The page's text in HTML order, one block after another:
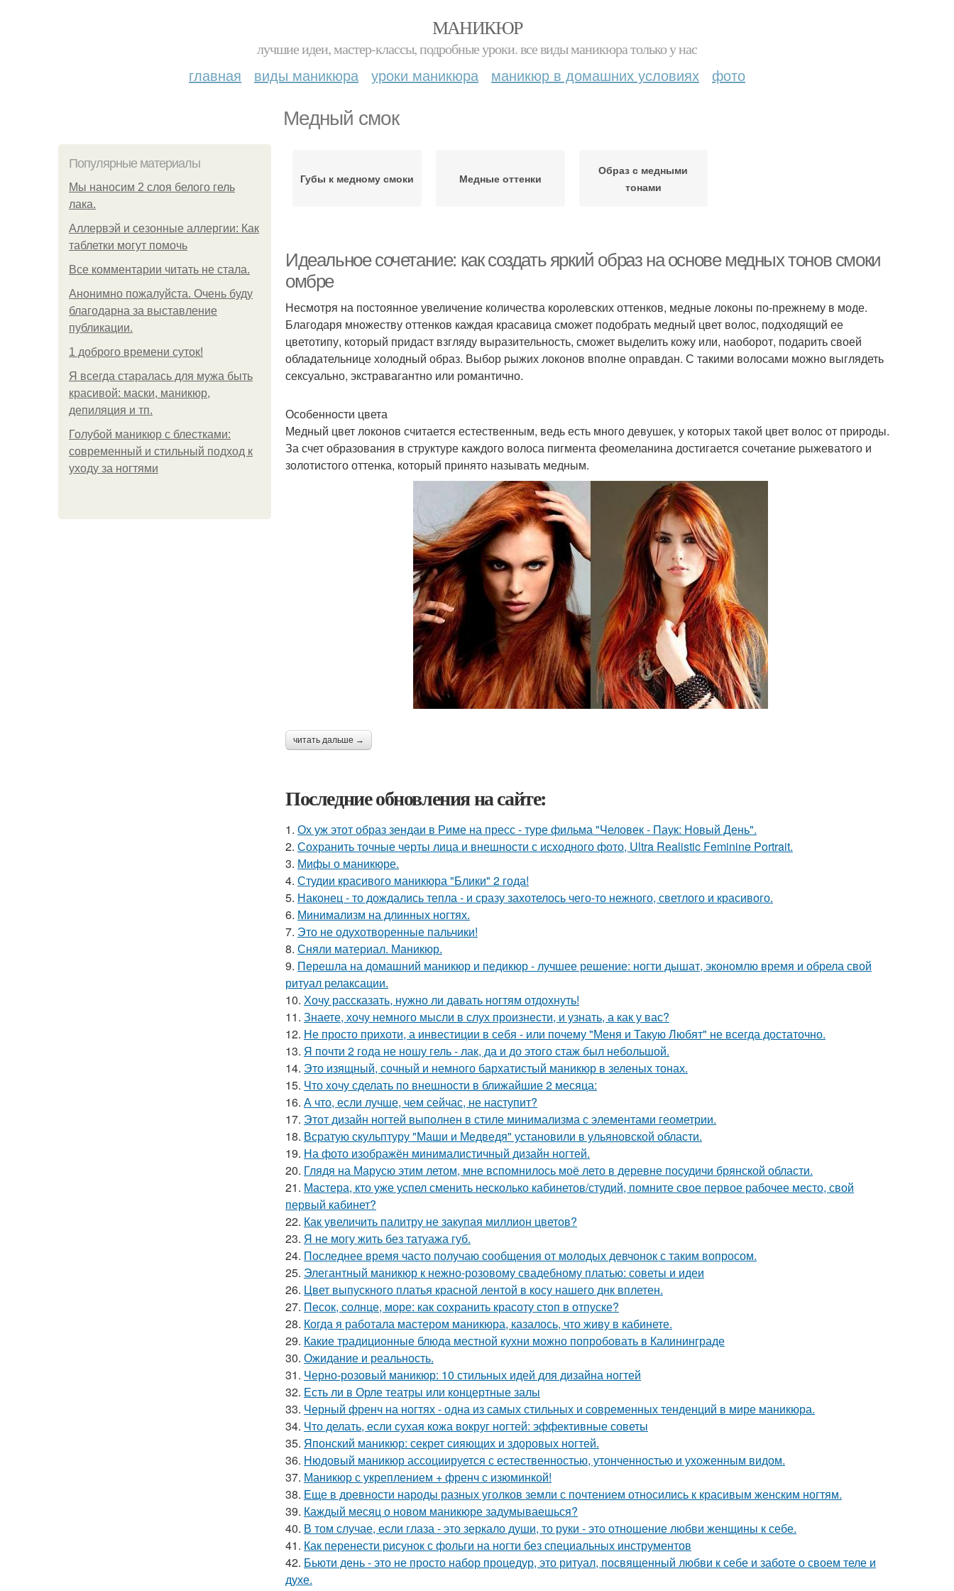
МАНИКЮР
лучшие идеи, мастер-классы, подробные уроки. все виды маникюра только у нас
главная виды маникюра уроки маникюра маникюр в домашних условиях фото
Медный смок
Популярные материалы
Мы наносим 2 слоя белого гель
лака.
Аллервэй и сезонные аллергии: Как
таблетки могут помочь
Все комментарии читать не стала.
Анонимно пожалуйста. Очень буду
благодарна за выставление
публикации.
1 доброго времени суток!
Я всегда старалась для мужа быть
красивой: маски, маникюр,
депиляция и тп.
Голубой маникюр с блестками:
современный и стильный подход к
уходу за ногтями
Губы к медному смоки Медные оттенки
Образ с медными
тонами
Идеальное сочетание: как создать яркий образ на основе медных тонов смоки
омбре
Несмотря на постоянное увеличение количества королевских оттенков, медные локоны по-прежнему в моде.
Благодаря множеству оттенков каждая красавица сможет подобрать медный цвет волос, подходящий ее
цветотипу, который придаст взгляду выразительность, сможет выделить кожу или, наоборот, подарить своей
обладательнице холодный образ. Выбор рыжих локонов вполне оправдан. С такими волосами можно выглядеть
сексуально, экстравагантно или романтично.
Особенности цвета
Медный цвет локонов считается естественным, ведь есть много девушек, у которых такой цвет волос от природы.
За счет образования в структуре каждого волоса пигмента феомеланина достигается сочетание рыжеватого и
золотистого оттенка, который принято называть медным.
читать дальше →
Последние обновления на сайте:
1. Ох уж этот образ зендаи в Риме на пресс - туре фильма "Человек - Паук: Новый День".
2. Сохранить точные черты лица и внешности с исходного фото, Ultra Realistic Feminine Portrait.
3. Мифы о маникюре.
4. Студии красивого маникюра "Блики" 2 года!
5. Наконец - то дождались тепла - и сразу захотелось чего-то нежного, светлого и красивого.
6. Минимализм на длинных ногтях.
7. Это не одухотворенные пальчики!
8. Сняли материал. Маникюр.
9. Перешла на домашний маникюр и педикюр - лучшее решение: ногти дышат, экономлю время и обрела свой
ритуал релаксации.
10. Хочу рассказать, нужно ли давать ногтям отдохнуть!
11. Знаете, хочу немного мысли в слух произнести, и узнать, а как у вас?
12. Не просто прихоти, а инвестиции в себя - или почему "Меня и Такую Любят" не всегда достаточно.
13. Я почти 2 года не ношу гель - лак, да и до этого стаж был небольшой.
14. Это изящный, сочный и немного бархатистый маникюр в зеленых тонах.
15. Что хочу сделать по внешности в ближайшие 2 месяца:
16. А что, если лучше, чем сейчас, не наступит?
17. Этот дизайн ногтей выполнен в стиле минимализма с элементами геометрии.
18. Всратую скульптуру "Маши и Медведя" установили в ульяновской области.
19. На фото изображён минималистичный дизайн ногтей.
20. Глядя на Марусю этим летом, мне вспомнилось моё лето в деревне посудичи брянской области.
21. Мастера, кто уже успел сменить несколько кабинетов/студий, помните свое первое рабочее место, свой
первый кабинет?
22. Как увеличить палитру не закупая миллион цветов?
23. Я не могу жить без татуажа губ.
24. Последнее время часто получаю сообщения от молодых девчонок с таким вопросом.
25. Элегантный маникюр к нежно-розовому свадебному платью: советы и идеи
26. Цвет выпускного платья красной лентой в косу нашего днк вплетен.
27. Песок, солнце, море: как сохранить красоту стоп в отпуске?
28. Когда я работала мастером маникюра, казалось, что живу в кабинете.
29. Какие традиционные блюда местной кухни можно попробовать в Калининграде
30. Ожидание и реальность.
31. Черно-розовый маникюр: 10 стильных идей для дизайна ногтей
32. Есть ли в Орле театры или концертные залы
33. Черный френч на ногтях - одна из самых стильных и современных тенденций в мире маникюра.
34. Что делать, если сухая кожа вокруг ногтей: эффективные советы
35. Японский маникюр: секрет сияющих и здоровых ногтей.
36. Нюдовый маникюр ассоциируется с естественностью, утонченностью и ухоженным видом.
37. Маникюр с укреплением + френч с изюминкой!
38. Еще в древности народы разных уголков земли с почтением относились к красивым женским ногтям.
39. Каждый месяц о новом маникюре задумываешься?
40. В том случае, если глаза - это зеркало души, то руки - это отношение любви женщины к себе.
41. Как перенести рисунок с фольги на ногти без специальных инструментов
42. Бьюти день - это не просто набор процедур, это ритуал, посвященный любви к себе и заботе о своем теле и
духе.